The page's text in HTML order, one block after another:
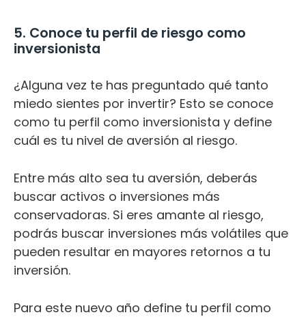
5. Conoce tu perfil de riesgo como
inversionista
¿Alguna vez te has preguntado qué tanto
miedo sientes por invertir? Esto se conoce
como tu perfil como inversionista y define
cuál es tu nivel de aversión al riesgo.
Entre más alto sea tu aversión, deberás
buscar activos o inversiones más
conservadoras. Si eres amante al riesgo,
podrás buscar inversiones más volátiles que
pueden resultar en mayores retornos a tu
inversión.
Para este nuevo año define tu perfil como